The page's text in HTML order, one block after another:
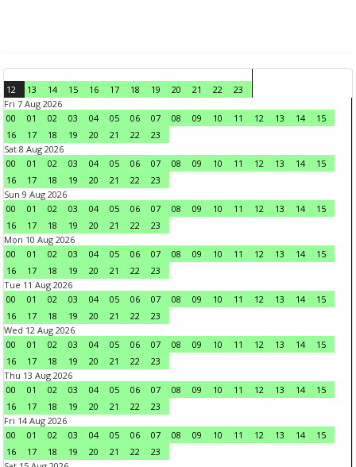
12 13 14 15 16 17 18 19 20 21 22
23
Fri 7 Aug 2026
00
01 02 03 04 05 06 07 08 09 10 11 12 13 14
15
16
17 18 19 20 21 22
23
Sat 8 Aug 2026
00
01 02 03 04 05 06 07 08 09 10 11 12 13 14
15
16
17 18 19 20 21 22
23
Sun 9 Aug 2026
00
01 02 03 04 05 06 07 08 09 10 11 12 13 14
15
16
17 18 19 20 21 22
23
Mon 10 Aug 2026
00
01 02 03 04 05 06 07 08 09 10 11 12 13 14
15
16
17 18 19 20 21 22
23
Tue 11 Aug 2026
00
01 02 03 04 05 06 07 08 09 10 11 12 13 14
15
16
17 18 19 20 21 22
23
Wed 12 Aug 2026
00
01 02 03 04 05 06 07 08 09 10 11 12 13 14
15
16
17 18 19 20 21 22
23
Thu 13 Aug 2026
00
01 02 03 04 05 06 07 08 09 10 11 12 13 14
15
16
17 18 19 20 21 22
23
Fri 14 Aug 2026
00
01 02 03 04 05 06 07 08 09 10 11 12 13 14
15
16
17 18 19 20 21 22
23